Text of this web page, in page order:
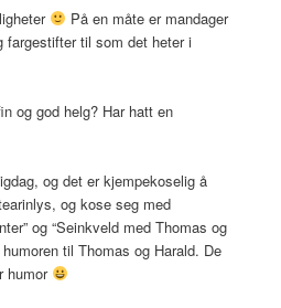
På en måte er mandager
fargestifter til som det heter i
og god helg? Har hatt en
og det er kjempekoselig å
og kose seg med
og “Seinkveld med Thomas og
til Thomas og Harald. De
humor